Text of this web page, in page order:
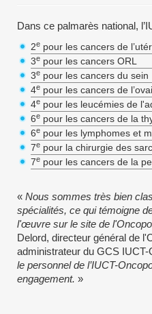
Dans ce palmarès national,
2e pour les cancers de
3e pour les cancers ORL
3e pour les cancers du sein
4e pour les cancers de
4e pour les leucémies de
6e pour les cancers de la
6e pour les lymphomes et
7e pour la chirurgie des
7e pour les cancers de la
« Nous sommes très bien
spécialités, ce qui témoigne
l'œuvre sur le site de
Delord, directeur général de
administrateur du GCS IUCT-
le personnel de l’IUCT-
engagement. »